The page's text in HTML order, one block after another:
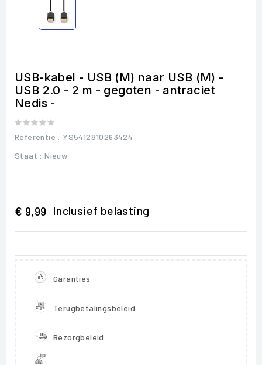
USB-kabel - USB (M) naar USB (M) -
USB 2.0 - 2 m - gegoten - antraciet
Nedis -
Referentie : YS5412810263424
Staat : Nieuw
€ 9,99 Inclusief belasting
Garanties
Terugbetalingsbeleid
Bezorgbeleid